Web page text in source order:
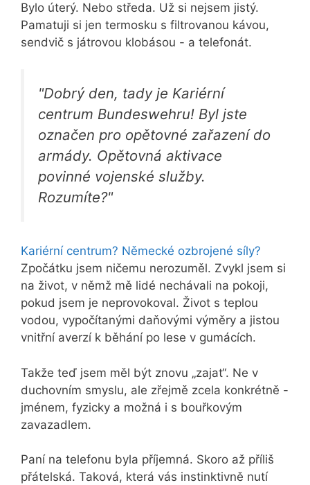
Bylo úterý. Nebo středa. Už si nejsem jistý.
Pamatuji si jen termosku s filtrovanou kávou,
sendvič s játrovou klobásou - a telefonát.
"Dobrý den, tady je Kariérní
centrum Bundeswehru! Byl jste
označen pro opětovné zařazení do
armády. Opětovná aktivace
povinné vojenské služby.
Rozumíte?"
Kariérní centrum? Německé ozbrojené síly?
Zpočátku jsem ničemu nerozuměl. Zvykl jsem si
na život, v němž mě lidé nechávali na pokoji,
pokud jsem je neprovokoval. Život s teplou
vodou, vypočítanými daňovými výměry a jistou
vnitřní averzí k běhání po lese v gumácích.
Takže teď jsem měl být znovu „zajat“. Ne v
duchovním smyslu, ale zřejmě zcela konkrétně -
jménem, fyzicky a možná i s bouřkovým
zavazadlem.
Paní na telefonu byla příjemná. Skoro až příliš
přátelská. Taková, která vás instinktivně nutí